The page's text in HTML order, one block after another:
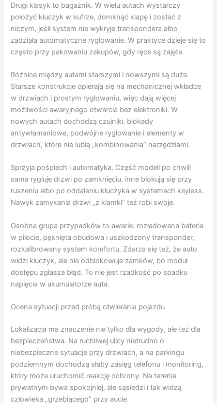
Drugi klasyk to bagażnik. W wielu autach wystarczy
położyć kluczyk w kufrze, domknąć klapę i zostać z
niczym, jeśli system nie wykryje transpondera albo
zadziała automatyczne ryglowanie. W praktyce dzieje się to
często przy pakowaniu zakupów, gdy ręce są zajęte.
Różnice między autami starszymi i nowszymi są duże.
Starsze konstrukcje opierają się na mechanicznej wkładce
w drzwiach i prostym ryglowaniu, więc dają więcej
możliwości awaryjnego otwarcia bez elektroniki. W
nowych autach dochodzą czujniki, blokady
antywłamaniowe, podwójne ryglowanie i elementy w
drzwiach, które nie lubią „kombinowania” narzędziami.
Sprzyja pośpiech i automatyka. Część modeli po chwili
sama rygluje drzwi po zamknięciu, inne blokują się przy
ruszeniu albo po oddaleniu kluczyka w systemach keyless.
Nawyk zamykania drzwi „z klamki” też robi swoje.
Osobna grupa przypadków to awarie: rozładowana bateria
w pilocie, pęknięta obudowa i uszkodzony transponder,
rozkalibrowany system komfortu. Zdarza się też, że auto
widzi kluczyk, ale nie odblokowuje zamków, bo moduł
dostępu zgłasza błąd. To nie jest rzadkość po spadku
napięcia w akumulatorze auta.
Ocena sytuacji przed próbą otwierania pojazdu
Lokalizacja ma znaczenie nie tylko dla wygody, ale też dla
bezpieczeństwa. Na ruchliwej ulicy nietrudno o
niebezpieczne sytuacje przy drzwiach, a na parkingu
podziemnym dochodzą słaby zasięg telefonu i monitoring,
który może uruchomić reakcję ochrony. Na terenie
prywatnym bywa spokojniej, ale sąsiedzi i tak widzą
człowieka „grzebiącego” przy aucie.